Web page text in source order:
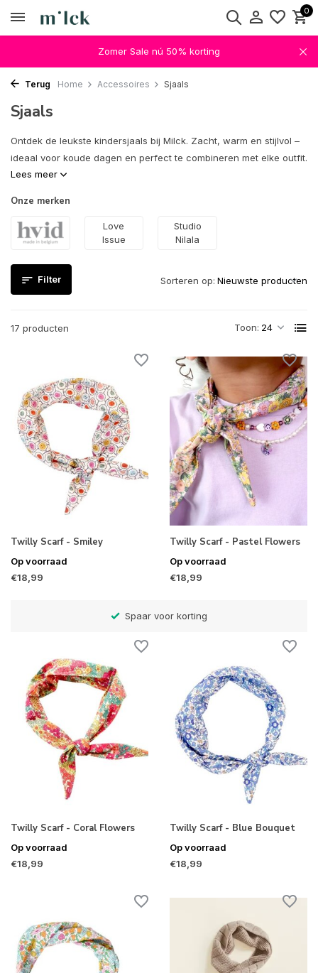
0
Zomer Sale nú 50% korting
Terug Home Accessoires Sjaals
Sjaals
Ontdek de leukste kindersjaals bij Milck. Zacht, warm en stijlvol –
ideaal voor koude dagen en perfect te combineren met elke outfit.
Lees meer
Onze merken
Love
Issue
Studio
Nilala
Filter
17 producten Toon:
Sorteren op:
Twilly Scarf - Smiley
Op voorraad
€18,99
Twilly Scarf - Pastel Flowers
Op voorraad
€18,99
Betaal later met Klarna
Twilly Scarf - Coral Flowers
Op voorraad
€18,99
Twilly Scarf - Blue Bouquet
Op voorraad
€18,99